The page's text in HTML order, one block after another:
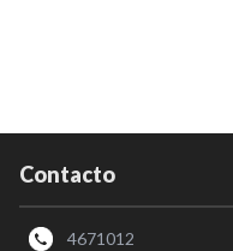
Contacto
4671012